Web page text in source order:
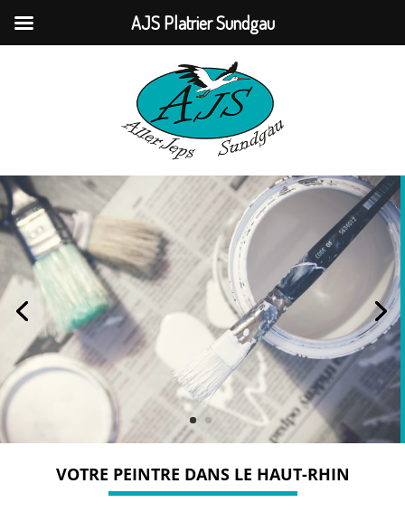
VOTRE PEINTRE DANS LE HAUT-RHIN
AJS Platrier Sundgau